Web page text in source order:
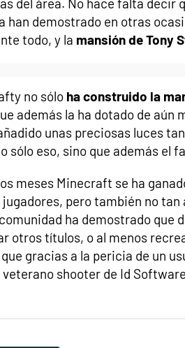
han demostrado en otras
todo, y la mansión de Tony
no sólo ha construido la
además la ha dotado de aún
unas preciosas luces
sólo eso, sino que además el
meses Minecraft se ha
pero también no
ha demostrado que
otros títulos, o al menos
que gracias a la pericia de un
veterano shooter de Id